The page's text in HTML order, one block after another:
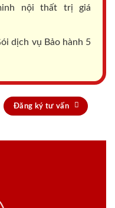
nội thất trị giá
dịch vụ Bảo hành 5
Đăng ký tư vấn